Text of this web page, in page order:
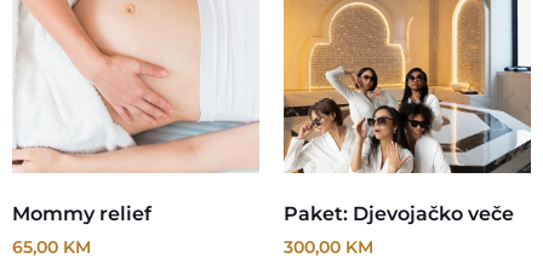
Mommy relief
65,00 KM
Paket: Djevojačko veče
300,00 KM